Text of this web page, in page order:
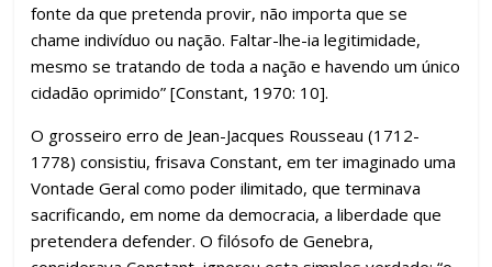
fonte da que pretenda provir, não importa que se
chame indivíduo ou nação. Faltar-lhe-ia legitimidade,
mesmo se tratando de toda a nação e havendo um único
cidadão oprimido” [Constant, 1970: 10].
O grosseiro erro de Jean-Jacques Rousseau (1712-
1778) consistiu, frisava Constant, em ter imaginado uma
Vontade Geral como poder ilimitado, que terminava
sacrificando, em nome da democracia, a liberdade que
pretendera defender. O filósofo de Genebra,